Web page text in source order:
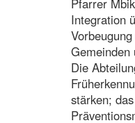
Pfarrer
Integration
Gemeinden
Die
stärken;